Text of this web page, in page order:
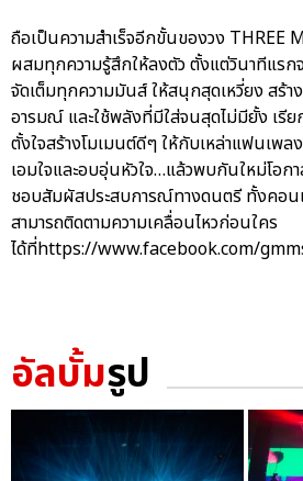
ถือเป็นความสำเร็จอีกขั้นของวง THREE
ผสมทุกความรู้สึกให้ลงตัว ตั้งแต่วินาทีแรก
จัดเต็มทุกความมันส์ ให้สนุกสุดเหวี่ยง สร้า
อารมณ์ และใช้พลังที่มีใส่จนสุดไม่มียั้ง เรีย
ตั้งใจสร้างโมเมนต์ดีๆ ให้กับเหล่าแฟนเพล
เอมใจและอบอุ่นหัวใจ…แล้วพบกันใหม่โอ
ชอบสัมผัสประสบการณ์ทางดนตรี ทั้งคอน
สามารถติดตามความเคลื่อนไหวก่อนใคร
ได้ที่https://www.facebook.com/
อัลบั้มรูป